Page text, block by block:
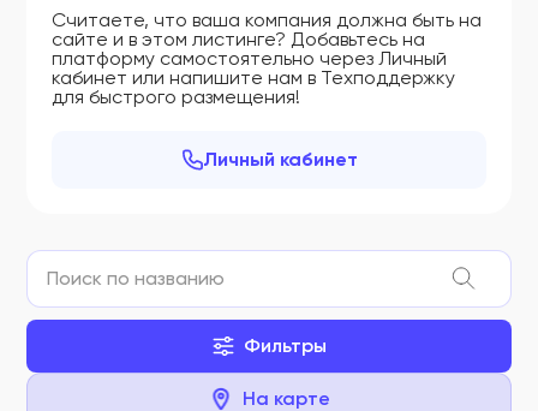
Считаете, что ваша компания должна быть на
сайте и в этом листинге? Добавьтесь на
платформу самостоятельно через Личный
кабинет или напишите нам в Техподдержку
для быстрого размещения!
Личный кабинет
Фильтры
На карте